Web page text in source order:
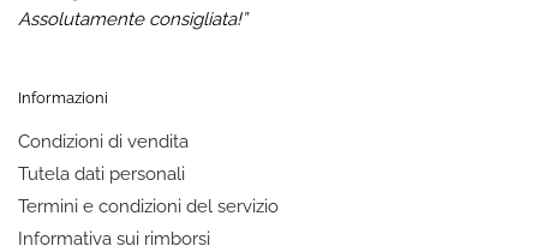
Assolutamente consigliata!”
Informazioni
Condizioni di vendita
Tutela dati personali
Termini e condizioni del servizio
Informativa sui rimborsi